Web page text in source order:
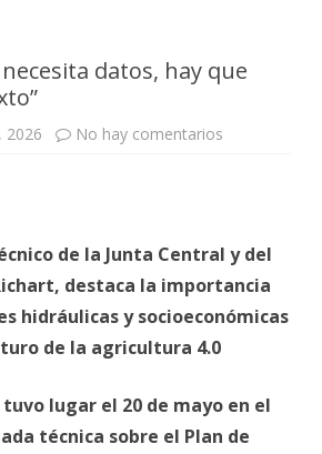
datos, hay que
2026 No hay comentarios
que
darle
el
de la Junta Central y del
destaca la importancia
hidráulicas y socioeconómicas
de la agricultura 4.0
lugar el 20 de mayo en el
técnica sobre el Plan de